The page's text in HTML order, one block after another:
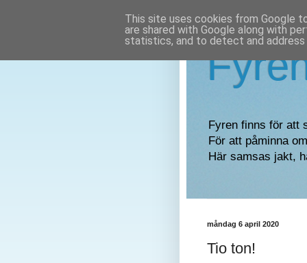
Fyren finns för att
För att påminna
Här samsas jakt,
måndag 6 april 2020
Tio ton!
This site uses cookies from Google
are shared with Google along with
statistics, and to detect and address